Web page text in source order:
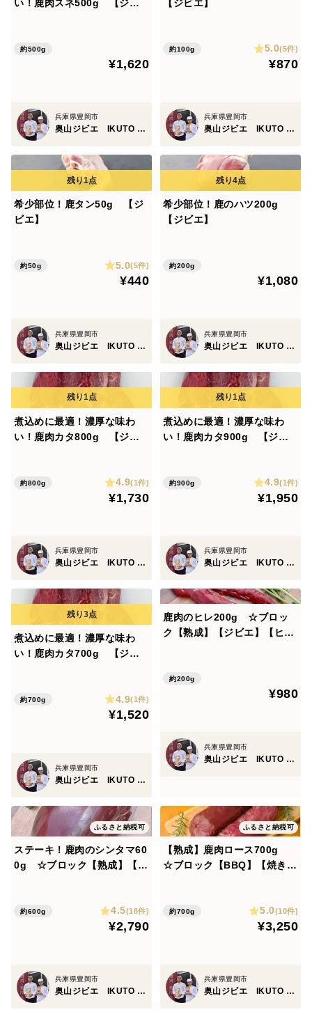
い！鹿肉スネ500g 【ジビ
約500g
¥1,620
兵庫県豊岡市
奥山ジビエ IKUTO MEAT
【ジビエ】
約100g 5.0(5件)
¥870
兵庫県豊岡市
奥山ジビエ IKUTO MEAT
希少部位！鹿タン50g 【ジ
ビエ】
約50g 5.0(5件)
¥440
兵庫県豊岡市
奥山ジビエ IKUTO MEAT
希少部位！鹿のハツ200g
【ジビエ】
約200g
¥1,080
兵庫県豊岡市
奥山ジビエ IKUTO MEAT
煮込めに最適！濃厚な味わ
い！鹿肉カタ800g 【ジビ
約800g 4.9(1件)
¥1,730
兵庫県豊岡市
奥山ジビエ IKUTO MEAT
煮込めに最適！濃厚な味わ
い！鹿肉カタ900g 【ジビ
約900g 4.9(1件)
¥1,950
兵庫県豊岡市
奥山ジビエ IKUTO MEAT
煮込めに最適！濃厚な味わ
い！鹿肉カタ700g 【ジビ
約700g 4.9(1件)
¥1,520
兵庫県豊岡市
奥山ジビエ IKUTO MEAT
鹿肉のヒレ200g ☆ブロッ
ク【熟成】【ジビエ】【ヒレ
約200g
¥980
兵庫県豊岡市
奥山ジビエ IKUTO MEAT
ふるさと納税可
ステーキ！鹿肉のシンタマ60
0g ☆ブロック【熟成】【6
約600g 4.5(18件)
¥2,790
兵庫県豊岡市
奥山ジビエ IKUTO MEAT
ふるさと納税可
【熟成】鹿肉ロース700g
☆ブロック【BBQ】【焼きで
約700g 5.0(10件)
¥3,250
兵庫県豊岡市
奥山ジビエ IKUTO MEAT